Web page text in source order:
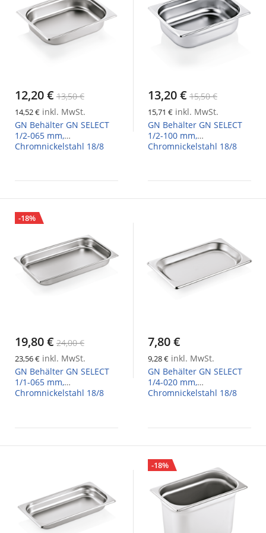
12,20 € 13,50 €
14,52 € inkl. MwSt.
GN Behälter GN SELECT
1/2-065 mm,
Chromnickelstahl 18/8
13,20 € 15,50 €
15,71 € inkl. MwSt.
GN Behälter GN SELECT
1/2-100 mm,
Chromnickelstahl 18/8
-18%
19,80 € 24,00 €
23,56 € inkl. MwSt.
GN Behälter GN SELECT
1/1-065 mm,
Chromnickelstahl 18/8
7,80 €
9,28 € inkl. MwSt.
GN Behälter GN SELECT
1/4-020 mm,
Chromnickelstahl 18/8
-18%